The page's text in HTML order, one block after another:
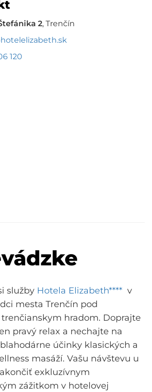
2, Trenčín
120
služby Hotela Elizabeth**** v
mesta Trenčín pod
hradom. Doprajte
pravý relax a nechajte na
účinky klasických a
masáží. Vašu návštevu u
exkluzívnym
zážitkom v hotelovej